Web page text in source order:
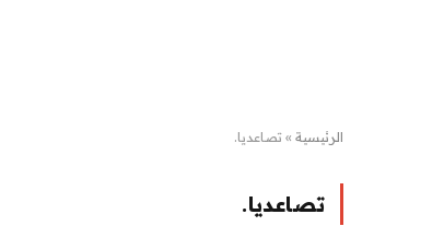
الرئيسية » تصاعديا.
تصاعديا.